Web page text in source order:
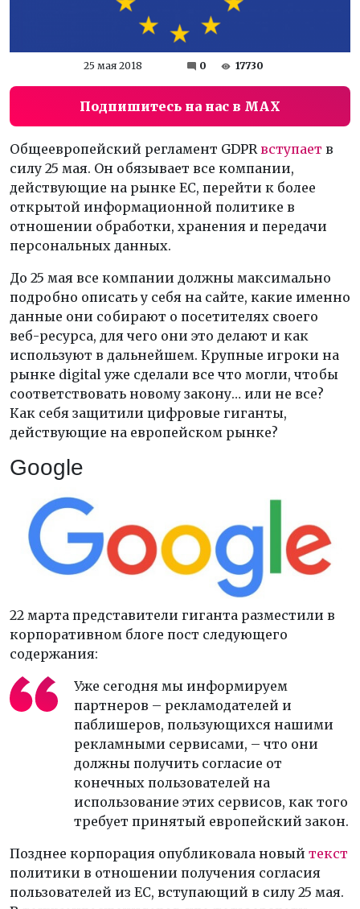
25 мая 2018 0 17730
Подпишитесь на нас в MAX
Общеевропейский регламент GDPRвступает в
силу 25 мая. Он обязывает все компании,
действующие на рынке ЕС, перейти к более
открытой информационной политике в
отношении обработки, хранения и передачи
персональных данных.
До 25 мая все компании должны максимально
подробно описать у себя на сайте, какие именно
данные они собирают о посетителях своего
веб-ресурса, для чего они это делают и как
используют в дальнейшем. Крупные игроки на
рынке digital уже сделали все что могли, чтобы
соответствовать новому закону… или не все?
Как себя защитили цифровые гиганты,
действующие на европейском рынке?
Google
22 марта представители гиганта разместили в
корпоративном блоге пост следующего
содержания:
Уже сегодня мы информируем
партнеров – рекламодателей и
паблишеров, пользующихся нашими
рекламными сервисами, – что они
должны получить согласие от
конечных пользователей на
использование этих сервисов, как того
требует принятый европейский закон.
Позднее корпорация опубликовала новый текст
политики в отношении получения согласия
пользователей из ЕС, вступающий в силу 25 мая.